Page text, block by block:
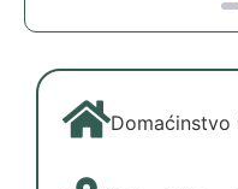
Domaćinstvo